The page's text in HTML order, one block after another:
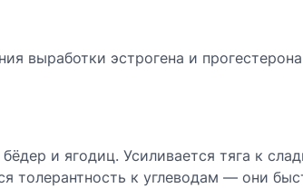
выработки эстрогена и
и ягодиц. Усиливается тяга к
толерантность к углеводам — они